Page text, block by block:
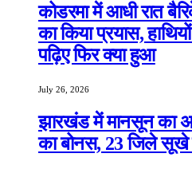
कोडरमा में आधी रात
का किया प्रयास,
पढ़िए फिर क्या हुआ
July 26, 2026
झारखंड में मानसून का
का बोनस, 23 जिले सूखे